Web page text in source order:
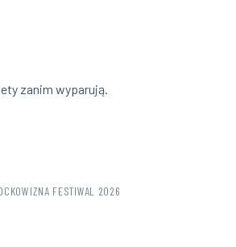
zanim wyparują.
FESTIWAL 2026